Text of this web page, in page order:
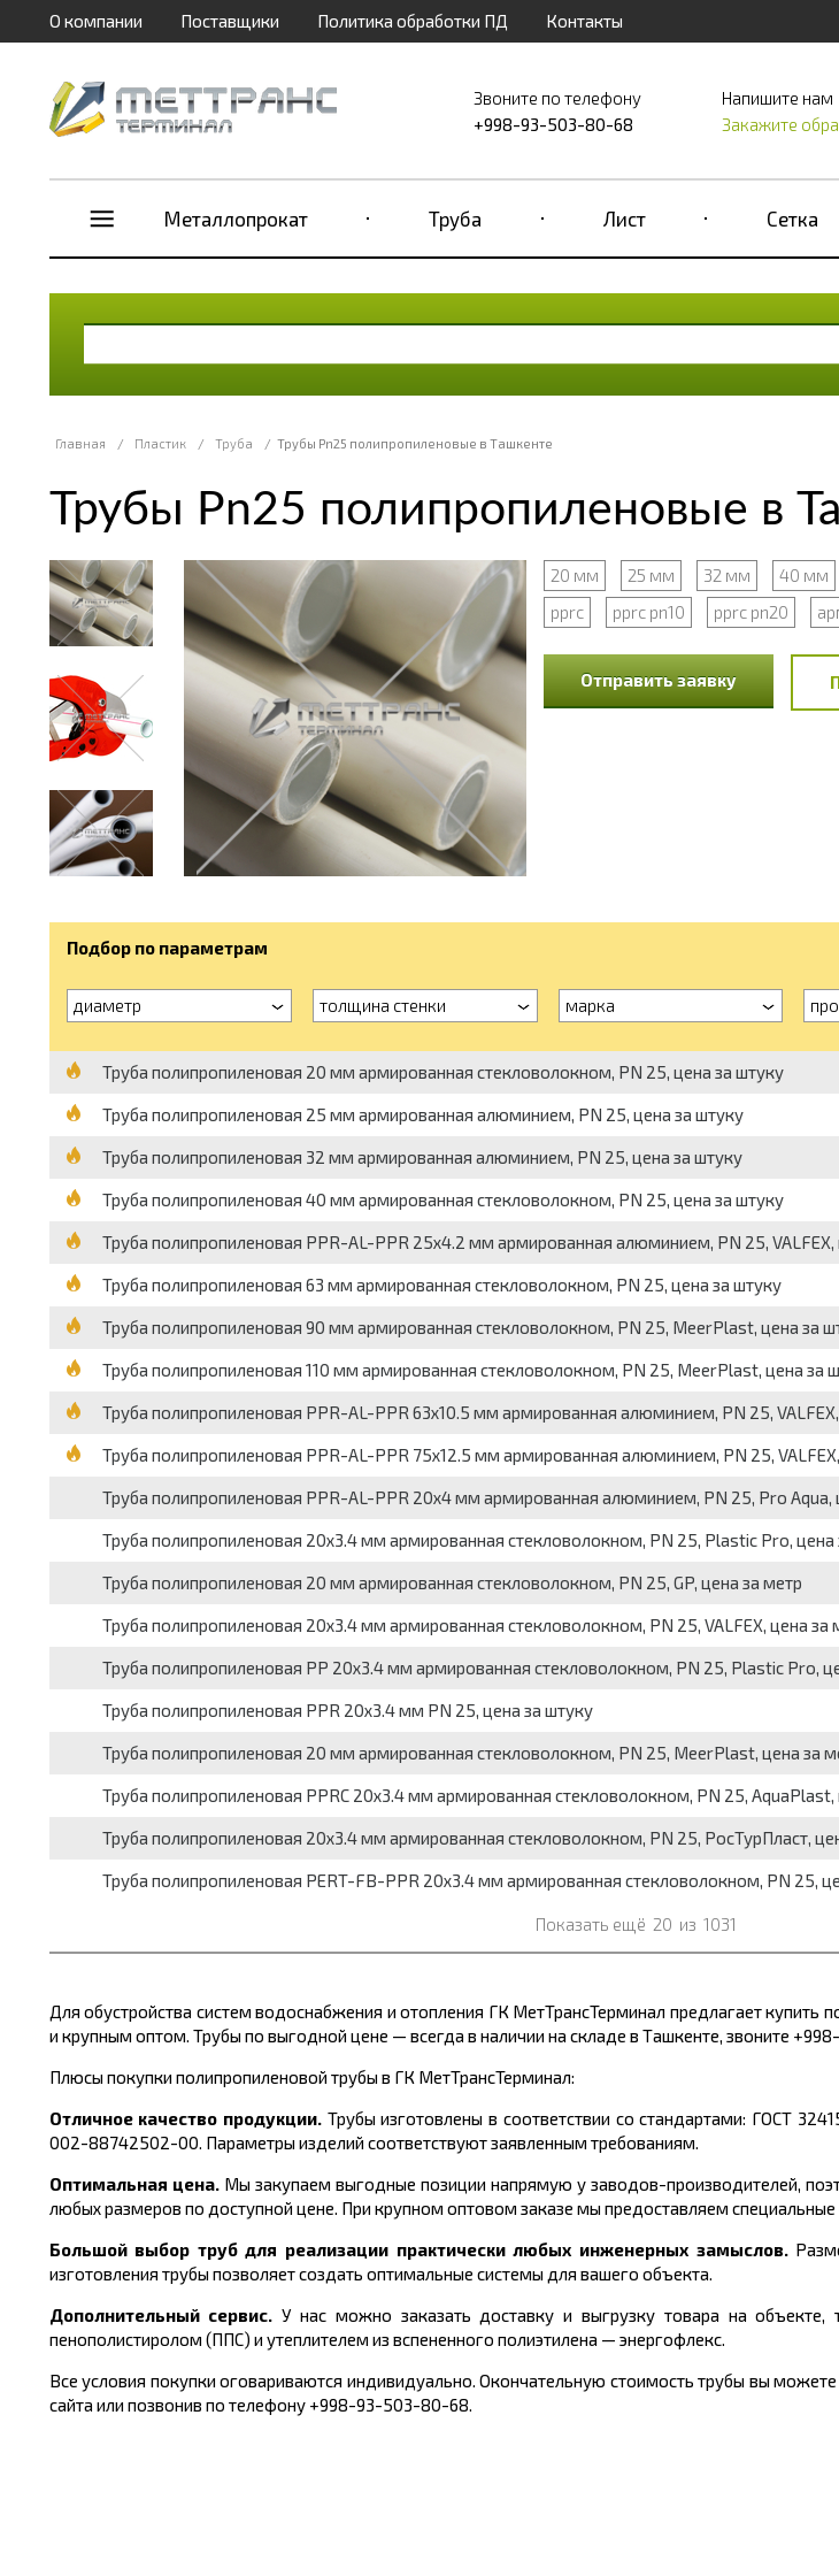
О компании Поставщики Политика обработки ПД Контакты
Звоните по телефону
+998-93-503-80-68
Напишите нам
Закажите
Металлопрокат Труба Лист Сетка
Главная / Пластик / Труба / Трубы Pn25 полипропиленовые в Ташкенте
Трубы Pn25 полипропиленовые в
20 мм 25 мм 32 мм 40 мм
pprc
pprc pn10 pprc pn20
Отправить заявку
Подбор по параметрам
диаметр толщина стенки марка
Труба полипропиленовая 20 мм армированная стекловолокном, PN 25, цена за штуку
Труба полипропиленовая 25 мм армированная алюминием, PN 25, цена за штуку
Труба полипропиленовая 32 мм армированная алюминием, PN 25, цена за штуку
Труба полипропиленовая 40 мм армированная стекловолокном, PN 25, цена за штуку
Труба полипропиленовая PPR-AL-PPR 25х4.2 мм армированная алюминием, PN 25, VALFEX,
Труба полипропиленовая 63 мм армированная стекловолокном, PN 25, цена за штуку
Труба полипропиленовая 90 мм армированная стекловолокном, PN 25, MeerPlast, цена за
Труба полипропиленовая 110 мм армированная стекловолокном, PN 25, MeerPlast, цена за
Труба полипропиленовая PPR-AL-PPR 63х10.5 мм армированная алюминием, PN 25,
Труба полипропиленовая PPR-AL-PPR 75х12.5 мм армированная алюминием, PN 25,
Труба полипропиленовая PPR-AL-PPR 20х4 мм армированная алюминием, PN 25, Pro Aqua,
Труба полипропиленовая 20х3.4 мм армированная стекловолокном, PN 25, Plastic Pro, цена
Труба полипропиленовая 20 мм армированная стекловолокном, PN 25, GP, цена за метр
Труба полипропиленовая 20х3.4 мм армированная стекловолокном, PN 25, VALFEX, цена за
Труба полипропиленовая PP 20х3.4 мм армированная стекловолокном, PN 25, Plastic Pro,
Труба полипропиленовая PPR 20х3.4 мм PN 25, цена за штуку
Труба полипропиленовая 20 мм армированная стекловолокном, PN 25, MeerPlast, цена за
Труба полипропиленовая PPRC 20х3.4 мм армированная стекловолокном, PN 25, AquaPlast,
Труба полипропиленовая 20х3.4 мм армированная стекловолокном, PN 25, РосТурПласт,
Труба полипропиленовая PERT-FB-PPR 20х3.4 мм армированная стекловолокном, PN 25,
Показать ещё 20 из 1031
Для обустройства систем водоснабжения и отопления ГК МетТрансТерминал предлагает купить
и крупным оптом. Трубы по выгодной цене — всегда в наличии на складе в Ташкенте, звоните
Плюсы покупки полипропиленовой трубы в ГК МетТрансТерминал:
Отличное качество продукции. Трубы изготовлены в соответствии со стандартами: ГОСТ
002-88742502-00. Параметры изделий соответствуют заявленным требованиям.
Оптимальная цена.Мы закупаем выгодные позиции напрямую у заводов-производителей,
любых размеров по доступной цене. При крупном оптовом заказе мы предоставляем специальные
Большой выбор труб для реализации практически любых инженерных замыслов.
изготовления трубы позволяет создать оптимальные системы для вашего объекта.
Дополнительный сервис.У нас можно заказать доставку и выгрузку товара на объекте,
пенополистиролом (ППС) и утеплителем из вспененного полиэтилена — энергофлекс.
Все условия покупки оговариваются индивидуально. Окончательную стоимость трубы вы можете
сайта или позвонив по телефону +998-93-503-80-68.